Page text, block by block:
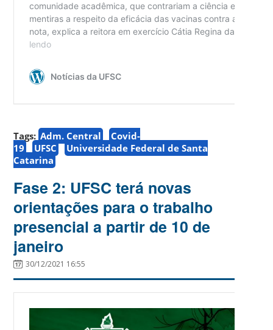
Tags: Adm. Central
Covid-
19
UFSC
Universidade Federal de Santa
Catarina
Fase 2: UFSC terá novas
orientações para o trabalho
presencial a partir de 10 de
janeiro
30/12/2021 16:55